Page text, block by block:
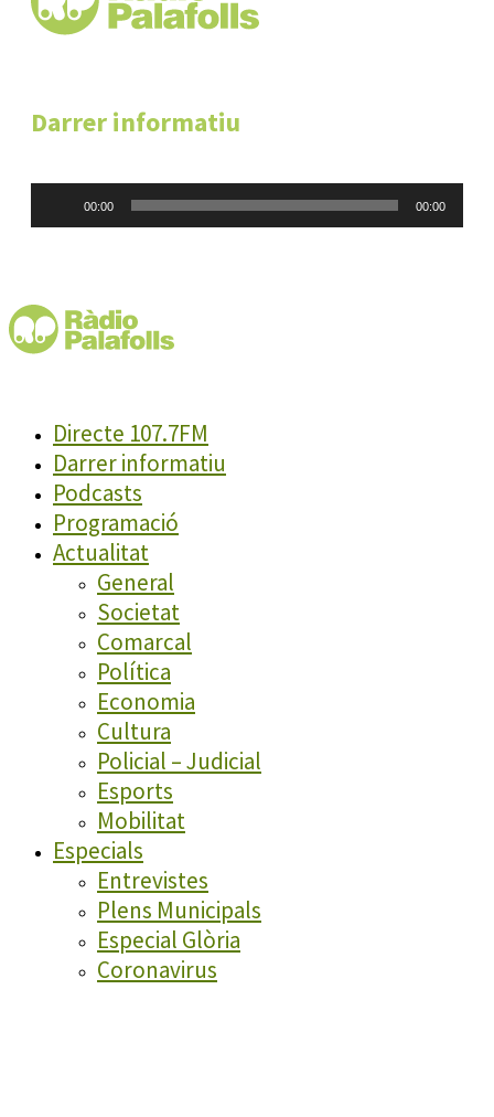
Darrer informatiu
00:00 00:00
Directe 107.7FM
Darrer informatiu
Podcasts
Programació
Actualitat
General
Societat
Comarcal
Política
Economia
Cultura
Policial – Judicial
Esports
Mobilitat
Especials
Entrevistes
Plens Municipals
Especial Glòria
Coronavirus